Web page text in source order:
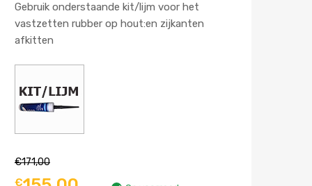
Gebruik onderstaande kit/lijm voor het
vastzetten rubber op hout:en zijkanten
afkitten
€171,00
€